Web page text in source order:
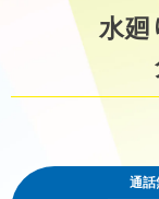
水廻
通話